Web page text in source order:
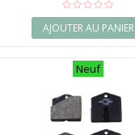
AJOUTER AU PANIER
Neuf